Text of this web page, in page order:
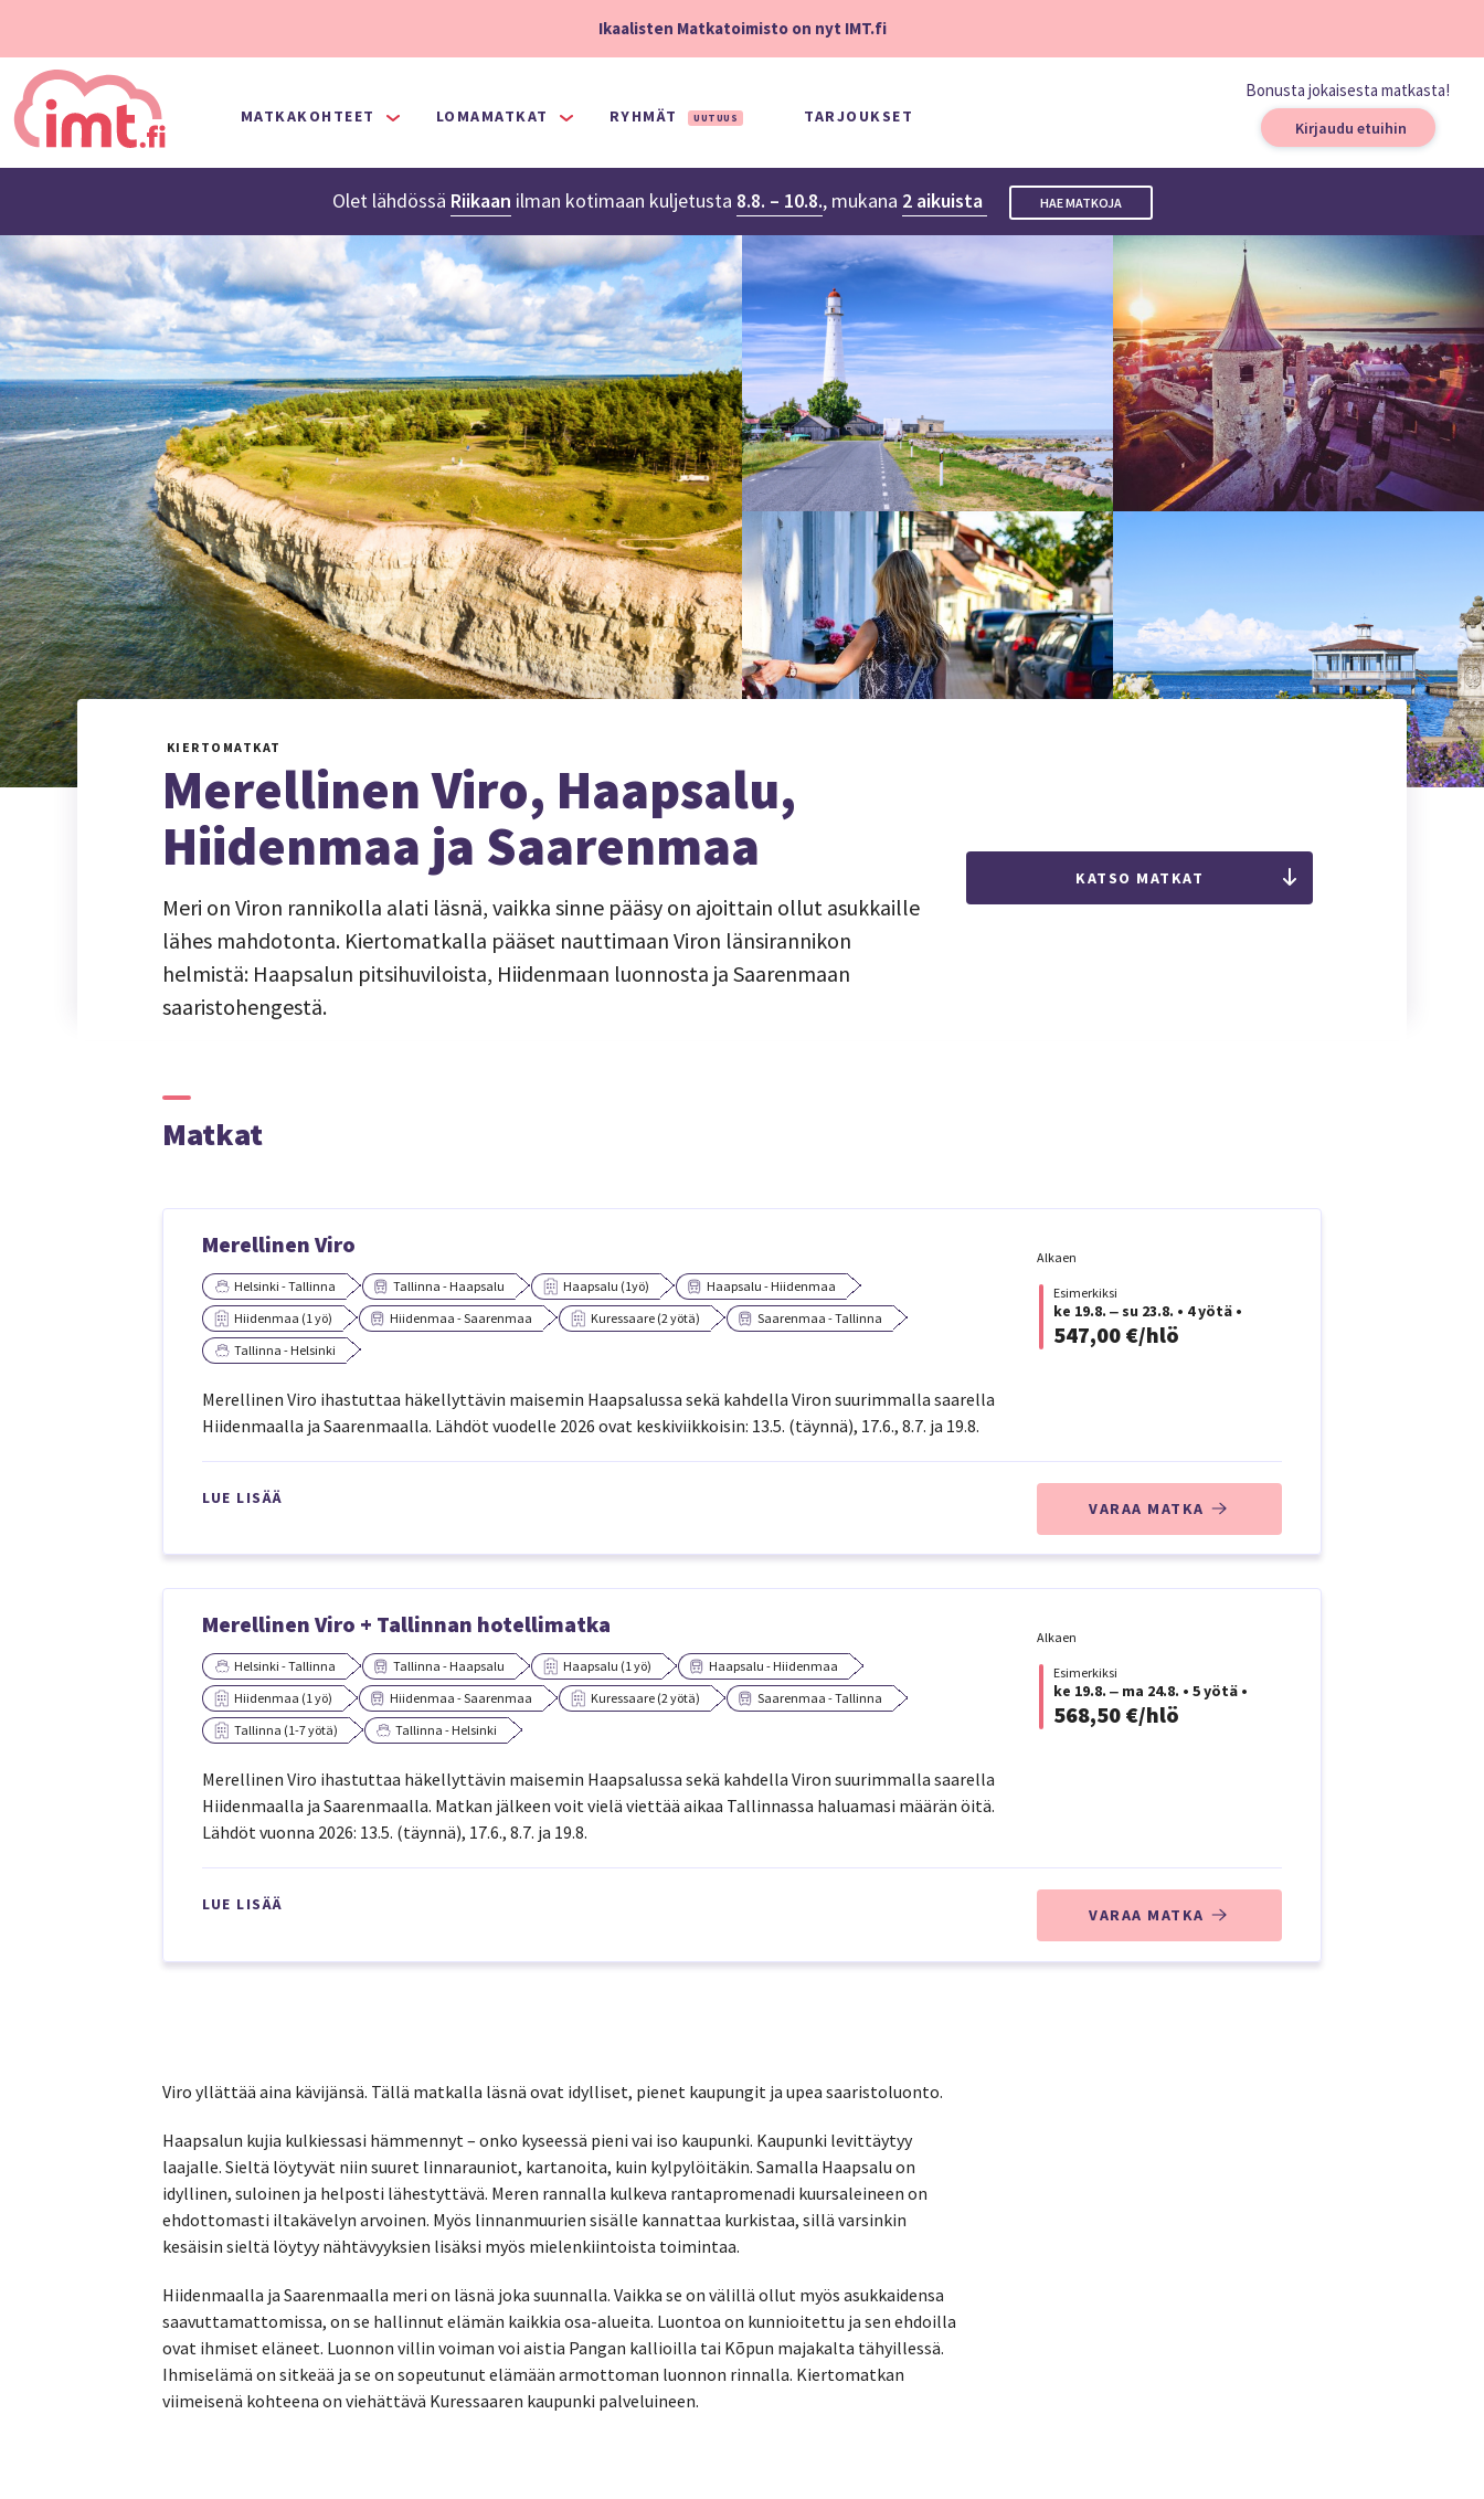
Ikaalisten Matkatoimisto on nyt IMT.fi
MATKAKOHTEET LOMAMATKAT RYHMÄT UUTUUS TARJOUKSET
Bonusta jokaisesta matkasta!
Kirjaudu etuihin
Olet lähdössä Riikaan ilman kotimaan kuljetusta 8.8. – 10.8., mukana 2 aikuista HAE MATKOJA
KIERTOMATKAT
Merellinen Viro, Haapsalu,
Hiidenmaa ja Saarenmaa
Meri on Viron rannikolla alati läsnä, vaikka sinne pääsy on ajoittain ollut asukkaille
lähes mahdotonta. Kiertomatkalla pääset nauttimaan Viron länsirannikon
helmistä: Haapsalun pitsihuviloista, Hiidenmaan luonnosta ja Saarenmaan
saaristohengestä.
KATSO MATKAT
Matkat
Merellinen Viro
Helsinki - Tallinna Tallinna - Haapsalu Haapsalu (1yö)
Haapsalu - Hiidenmaa
Hiidenmaa (1 yö)
Hiidenmaa - Saarenmaa Kuressaare (2 yötä)
Saarenmaa - Tallinna
Tallinna - Helsinki
Merellinen Viro ihastuttaa häkellyttävin maisemin Haapsalussa sekä kahdella Viron suurimmalla saarella
Hiidenmaalla ja Saarenmaalla. Lähdöt vuodelle 2026 ovat keskiviikkoisin: 13.5. (täynnä), 17.6., 8.7. ja 19.8.
Alkaen
Esimerkiksi
ke 19.8. ‒ su 23.8. • 4 yötä •
547,00 €/hlö
LUE LISÄÄ
VARAA MATKA
Merellinen Viro + Tallinnan hotellimatka
Helsinki - Tallinna Tallinna - Haapsalu Haapsalu (1 yö)
Haapsalu - Hiidenmaa
Hiidenmaa (1 yö)
Hiidenmaa - Saarenmaa Kuressaare (2 yötä)
Saarenmaa - Tallinna
Tallinna (1-7 yötä)
Tallinna - Helsinki
Merellinen Viro ihastuttaa häkellyttävin maisemin Haapsalussa sekä kahdella Viron suurimmalla saarella
Hiidenmaalla ja Saarenmaalla. Matkan jälkeen voit vielä viettää aikaa Tallinnassa haluamasi määrän öitä.
Lähdöt vuonna 2026: 13.5. (täynnä), 17.6., 8.7. ja 19.8.
Alkaen
Esimerkiksi
ke 19.8. ‒ ma 24.8. • 5 yötä •
568,50 €/hlö
LUE LISÄÄ
VARAA MATKA
Viro yllättää aina kävijänsä. Tällä matkalla läsnä ovat idylliset, pienet kaupungit ja upea saaristoluonto.
Haapsalun kujia kulkiessasi hämmennyt – onko kyseessä pieni vai iso kaupunki. Kaupunki levittäytyy
laajalle. Sieltä löytyvät niin suuret linnarauniot, kartanoita, kuin kylpylöitäkin. Samalla Haapsalu on
idyllinen, suloinen ja helposti lähestyttävä. Meren rannalla kulkeva rantapromenadi kuursaleineen on
ehdottomasti iltakävelyn arvoinen. Myös linnanmuurien sisälle kannattaa kurkistaa, sillä varsinkin
kesäisin sieltä löytyy nähtävyyksien lisäksi myös mielenkiintoista toimintaa.
Hiidenmaalla ja Saarenmaalla meri on läsnä joka suunnalla. Vaikka se on välillä ollut myös asukkaidensa
saavuttamattomissa, on se hallinnut elämän kaikkia osa-alueita. Luontoa on kunnioitettu ja sen ehdoilla
ovat ihmiset eläneet. Luonnon villin voiman voi aistia Pangan kallioilla tai Kõpun majakalta tähyillessä.
Ihmiselämä on sitkeää ja se on sopeutunut elämään armottoman luonnon rinnalla. Kiertomatkan
viimeisenä kohteena on viehättävä Kuressaaren kaupunki palveluineen.